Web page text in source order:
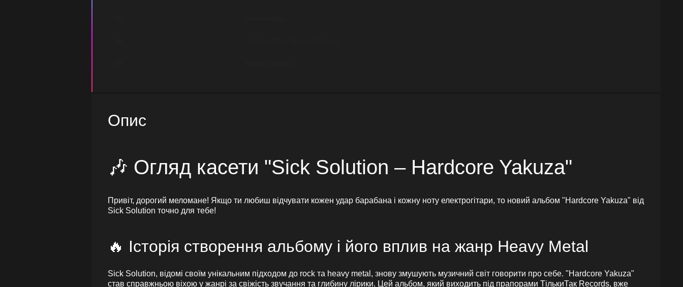
Опис
🎶 Огляд касети "Sick Solution – Hardcore Yakuza"
Привіт, дорогий меломане! Якщо ти любиш відчувати кожен удар барабана і кожну ноту електрогітари, то новий альбом "Hardcore Yakuza" від
Sick Solution точно для тебе!
🔥 Історія створення альбому і його вплив на жанр Heavy Metal
Sick Solution, відомі своїм унікальним підходом до rock та heavy metal, знову змушують музичний світ говорити про себе. "Hardcore Yakuza"
став справжньою віхою у жанрі за свіжість звучання та глибину лірики. Цей альбом, який виходить під прапорами ТількиТак Records, вже